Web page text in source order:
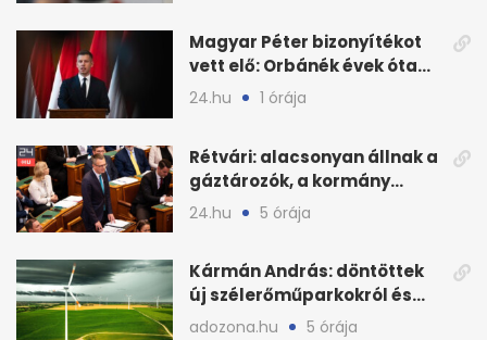
Magyar Péter bizonyítékot
vett elő: Orbánék évek óta
tudtak az energiarendszer
összeomlásáról
24.hu 1 órája
Rétvári: alacsonyan állnak a
gáztározók, a kormány
válságról válságra jut
24.hu 5 órája
Kármán András: döntöttek
új szélerőműparkokról és
hálózatfejlesztésről
adozona.hu 5 órája